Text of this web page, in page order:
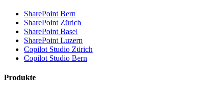
SharePoint Bern
SharePoint Zürich
SharePoint Basel
SharePoint Luzern
Copilot Studio Zürich
Copilot Studio Bern
Produkte